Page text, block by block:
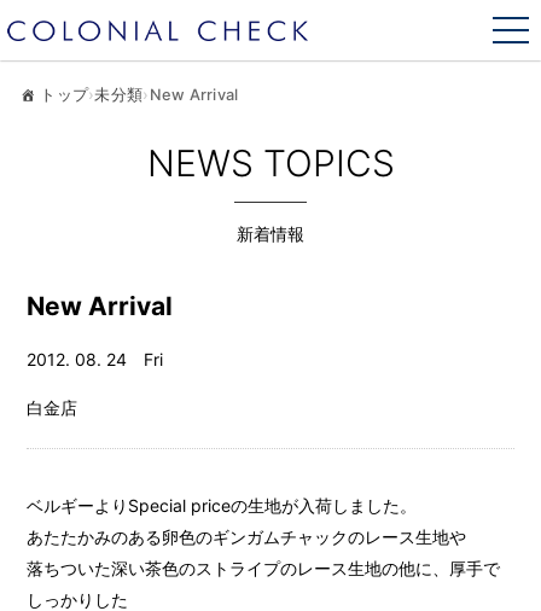
トップ›未分類› New Arrival
NEWS TOPICS
新着情報
New Arrival
2012. 08. 24 Fri
白金店
ベルギーよりSpecial priceの生地が入荷しました。
あたたかみのある卵色のギンガムチャックのレース生地や
落ちついた深い茶色のストライプのレース生地の他に、厚手で
しっかりした